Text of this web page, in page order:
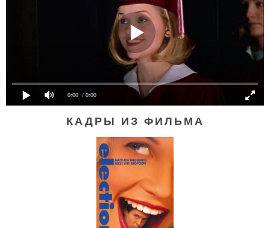
0:00 / 0:00
КАДРЫ ИЗ ФИЛЬМА